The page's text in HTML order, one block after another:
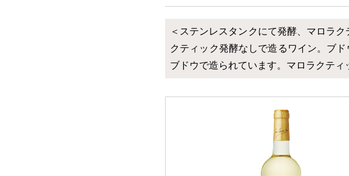
＜ステンレスタンクにて発酵、マロラ
クティック発酵なしで造るワイン。ブ
ブドウで造られています。マロラクティ